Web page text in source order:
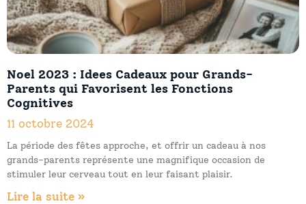
Noel 2023 : Idees Cadeaux pour Grands-
Parents qui Favorisent les Fonctions
Cognitives
11 octobre 2024
La période des fêtes approche, et offrir un cadeau à nos
grands-parents représente une magnifique occasion de
stimuler leur cerveau tout en leur faisant plaisir.
Lire la suite »